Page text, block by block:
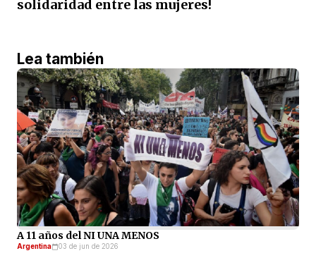
solidaridad entre las mujeres!
Lea también
A 11 años del NI UNA MENOS
Argentina 03 de jun de 2026